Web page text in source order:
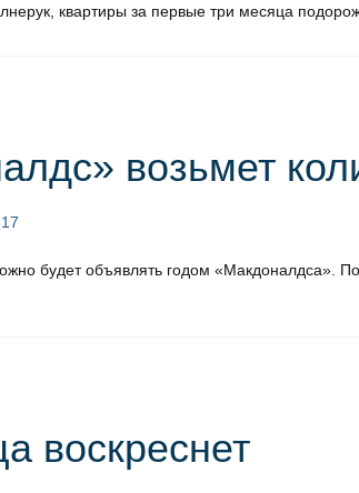
квартиры за первые три месяца
возьмет
будет объявлять годом «Макдоналдса».
воскреснет